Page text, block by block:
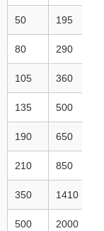
50 195
80 290
105 360
135 500
190 650
210 850
350 1410
500 2000